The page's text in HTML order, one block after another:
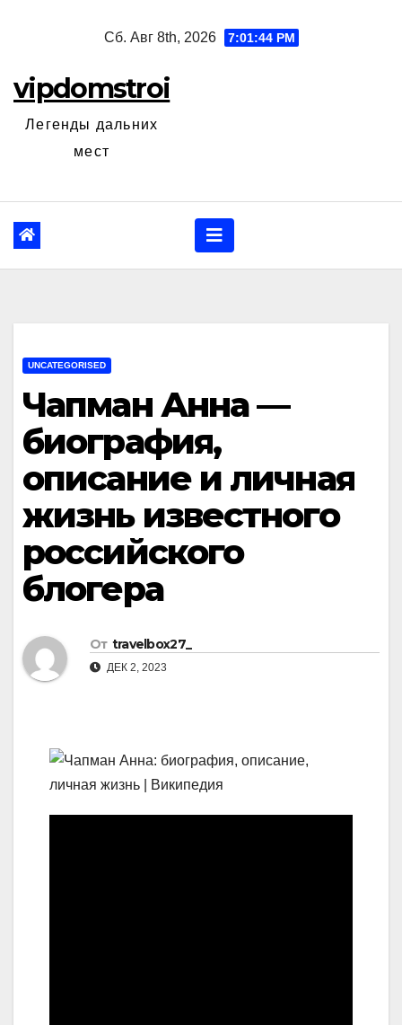
Сб. Авг 8th, 2026 7:01:45 PM
vipdomstroi
Легенды дальних
мест
UNCATEGORISED
Чапман Анна —
биография,
описание и личная
жизнь известного
российского
блогера
От travelbox27_
ДЕК 2, 2023